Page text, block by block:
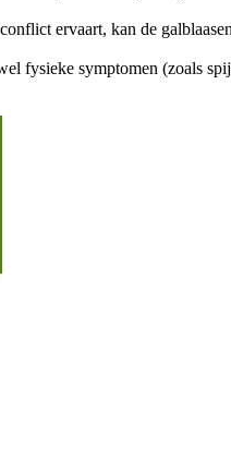
ervaart, kan de
fysieke symptomen (zoals